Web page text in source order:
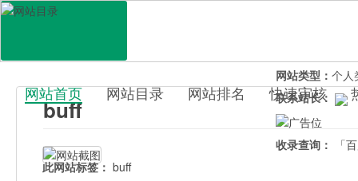
百科目录
网站首页 网站目录 网站排名 快速审核
buff
网站类型： 个人
联系站长：
收录查询：
「
此网站标签： buff